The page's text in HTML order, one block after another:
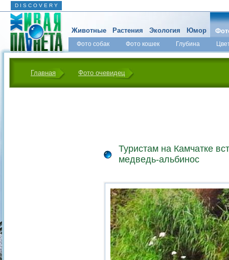
D I S C O V E R Y
Животные Растения Экология Юмор
Фото собак Фото кошек Глубина
Главная Фото очевидец
Туристам на Камчатке
медведь-альбинос